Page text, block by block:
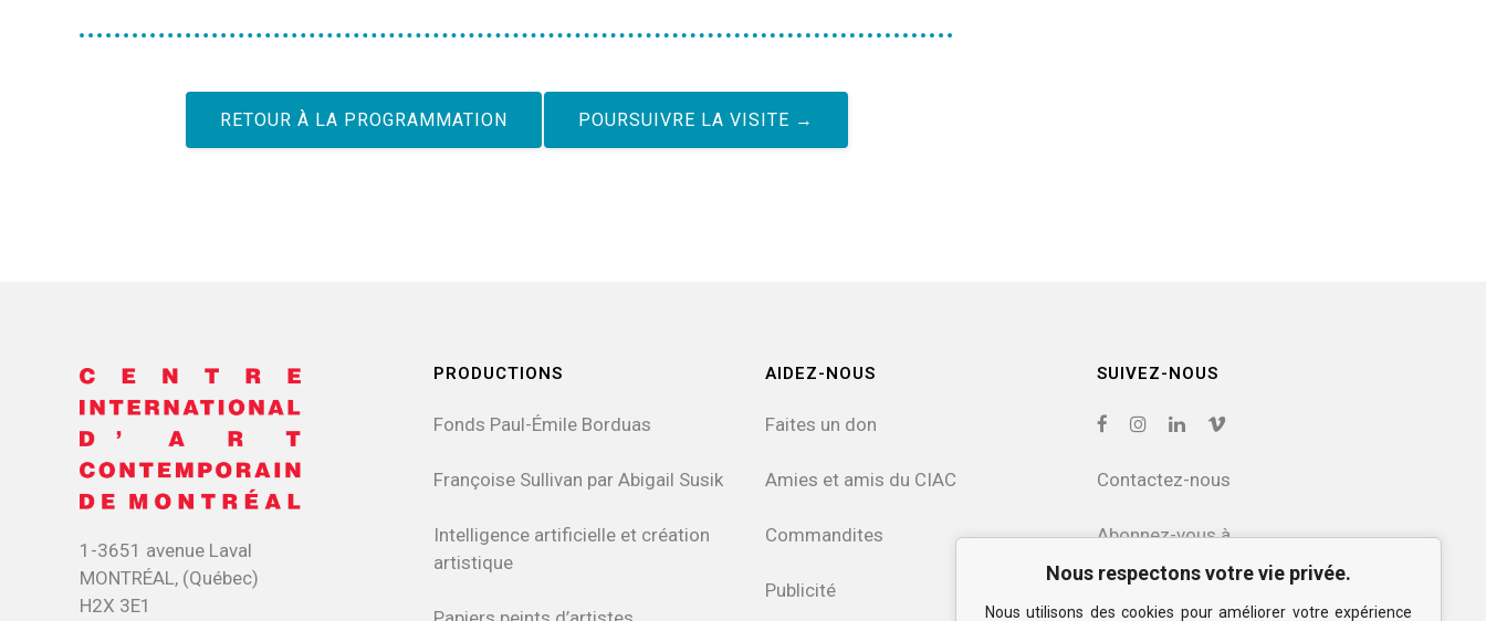
Nous respectons votre vie privée.
Nous utilisons des cookies pour améliorer votre expérience
RETOUR À LA PROGRAMMATION POURSUIVRE LA VISITE →
1-3651 avenue Laval
MONTRÉAL, (Québec)
H2X 3E1
PRODUCTIONS
Fonds Paul-Émile Borduas
Françoise Sullivan par Abigail Susik
Intelligence artificielle et création
artistique
AIDEZ-NOUS
Faites un don
Amies et amis du CIAC
Commandites
Publicité
SUIVEZ-NOUS
Contactez-nous
Abonnez-vous à
notre infolettre